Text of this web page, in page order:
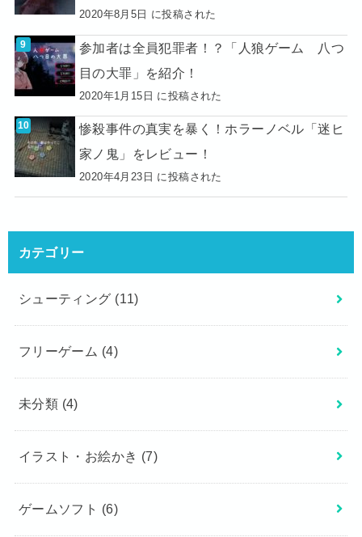
2020年8月5日 に投稿された
参加者は全員犯罪者！？「人狼ゲーム 八つ
目の大罪」を紹介！
2020年1月15日 に投稿された
惨殺事件の真実を暴く！ホラーノベル「迷ヒ
家ノ鬼」をレビュー！
2020年4月23日 に投稿された
カテゴリー
シューティング (11)
フリーゲーム (4)
未分類 (4)
イラスト・お絵かき (7)
ゲームソフト (6)